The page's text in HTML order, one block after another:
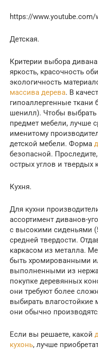
https://www.youtube.com/
Детская.
Критерии выбора
яркость, красочность
экологичность
массива дерева. В
гипоаллергенные ткани
шенилл). Чтобы выбрать
предмет мебели, лучше
именитому
детской мебели. Форма
безопасной.
острых углов и твердых
Кухня.
Для кухни
ассортимент диванов-
с высокими сиденьями
средней твердости.
каркасом из металла.
быть хромированными
выполненными из
покупке деревянных
они требуют более
выбирать влагостойкие
они обычно
Если вы решаете, какой
кухонь, лучше